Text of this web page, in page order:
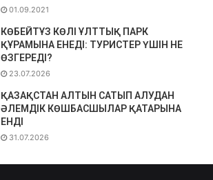
01.09.2021
КӨБЕЙТҰЗ КӨЛІ ҰЛТТЫҚ ПАРК
ҚҰРАМЫНА ЕНЕДІ: ТУРИСТЕР ҮШІН НЕ
ӨЗГЕРЕДІ?
23.07.2026
ҚАЗАҚСТАН АЛТЫН САТЫП АЛУДАН
ӘЛЕМДІК КӨШБАСШЫЛАР ҚАТАРЫНА
ЕНДІ
31.07.2026